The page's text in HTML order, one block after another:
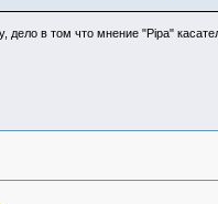
в том что мнение "Pipa"